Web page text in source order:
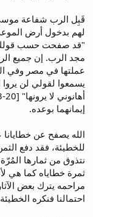
قَبِل الرب شفاعة
لهم بدخول أرض
"قد صفحت حسب قولك.
مجد الرب. إن جميع
عملتها في مصر وفي
يسمعوا لقولي لن يروا
إيمانهما بوعده.
الله يصفح عن
للخطيئة، فقد دفع
نتذوق من ثمارها
ثمرة خطاياه كما هي
مراحمه يترك بعض
احتمالنا فنكره